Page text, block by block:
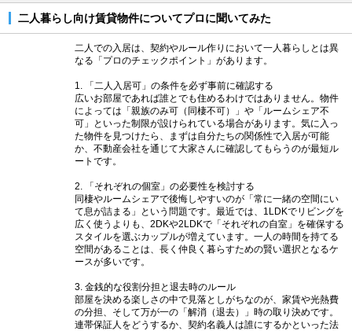
二人暮らし向け賃貸物件についてプロに聞いてみた
二人での入居は、契約やルール作りにおいて一人暮らしとは異
なる「プロのチェックポイント」があります。
1. 「二人入居可」の条件を必ず事前に確認する
広いお部屋であれば誰とでも住めるわけではありません。物件
によっては「親族のみ可（同棲不可）」や「ルームシェア不
可」といった制限が設けられている場合があります。気に入っ
た物件を見つけたら、まずは自分たちの関係性で入居が可能
か、不動産会社を通じて大家さんに確認してもらうのが最短ル
ートです。
2. 「それぞれの個室」の必要性を検討する
同棲やルームシェアで後悔しやすいのが「常に一緒の空間にい
て息が詰まる」という問題です。最近では、1LDKでリビングを
広く使うよりも、2DKや2LDKで「それぞれの自室」を確保する
スタイルを選ぶカップルが増えています。一人の時間を持てる
空間があることは、長く仲良く暮らすための賢い選択となるケ
ースが多いです。
3. 金銭的な役割分担と退去時のルール
部屋を決める楽しさの中で見落としがちなのが、家賃や光熱費
の分担、そして万が一の「解消（退去）」時の取り決めです。
連帯保証人をどうするか、契約名義人は誰にするかといった法